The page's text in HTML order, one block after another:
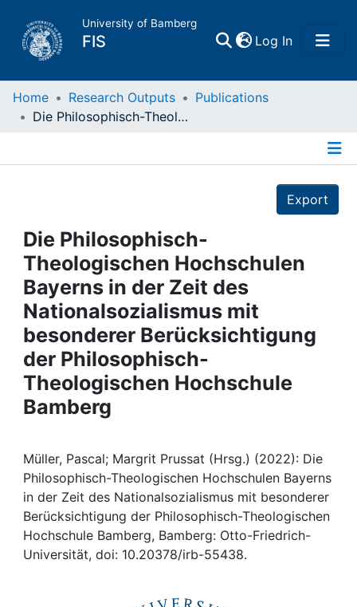
University of Bamberg
FIS Log In(current)
Home
Projects
People
Institutions
Awards
My FIS
Home Research Outputs
Publications
Die Philosophisch-Theologischen Hochschulen Bayerns in der Zeit des Nationalsozialismus mit besonderer Berücksichtigung der Philosophisch-Theologischen Hochschule Bamberg
Export
Die Philosophisch-
Theologischen Hochschulen
Bayerns in der Zeit des
Nationalsozialismus mit
besonderer Berücksichtigung
der Philosophisch-
Theologischen Hochschule
Bamberg
Müller, Pascal; Margrit Prussat (Hrsg.) (2022): Die
Philosophisch-Theologischen Hochschulen Bayerns
in der Zeit des Nationalsozialismus mit besonderer
Berücksichtigung der Philosophisch-Theologischen
Hochschule Bamberg, Bamberg: Otto-Friedrich-
Universität, doi: 10.20378/irb-55438.